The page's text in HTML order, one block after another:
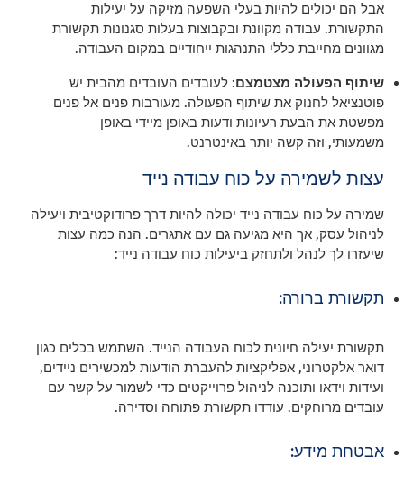
אבל הם יכולים להיות בעלי השפעה מזיקה על יעילות
התקשורת. עבודה מקוונת ובקבוצות בעלות סגנונות תקשורת
מגוונים מחייבת כללי התנהגות ייחודיים במקום העבודה.
שיתוף הפעולה מצטמצם: לעובדים העובדים מהבית יש
פוטנציאל לחנוק את שיתוף הפעולה. מעורבות פנים אל פנים
מפשטת את הבעת רעיונות ודעות באופן מיידי באופן
משמעותי, וזה קשה יותר באינטרנט.
עצות לשמירה על כוח עבודה נייד
שמירה על כוח עבודה נייד יכולה להיות דרך פרודוקטיבית ויעילה
לניהול עסק, אך היא מגיעה גם עם אתגרים. הנה כמה עצות
שיעזרו לך לנהל ולתחזק ביעילות כוח עבודה נייד:
תקשורת ברורה:
תקשורת יעילה חיונית לכוח העבודה הנייד. השתמש בכלים כגון
דואר אלקטרוני, אפליקציות להעברת הודעות למכשירים ניידים,
ועידות וידאו ותוכנה לניהול פרוייקטים כדי לשמור על קשר עם
עובדים מרוחקים. עודדו תקשורת פתוחה וסדירה.
אבטחת מידע: